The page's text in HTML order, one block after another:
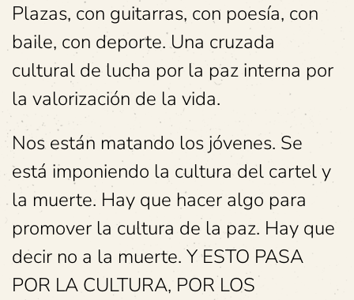
Plazas, con guitarras, con poesía, con
baile, con deporte. Una cruzada
cultural de lucha por la paz interna por
la valorización de la vida.
Nos están matando los jóvenes. Se
está imponiendo la cultura del cartel y
la muerte. Hay que hacer algo para
promover la cultura de la paz. Hay que
decir no a la muerte. Y ESTO PASA
POR LA CULTURA, POR LOS